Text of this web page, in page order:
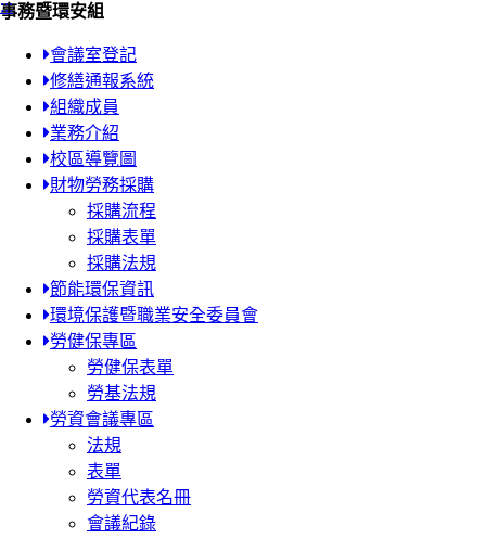
:::
事務暨環安組
會議室登記
修繕通報系統
組織成員
業務介紹
校區導覽圖
財物勞務採購
採購流程
採購表單
採購法規
節能環保資訊
環境保護暨職業安全委員會
勞健保專區
勞健保表單
勞基法規
勞資會議專區
法規
表單
勞資代表名冊
會議紀錄